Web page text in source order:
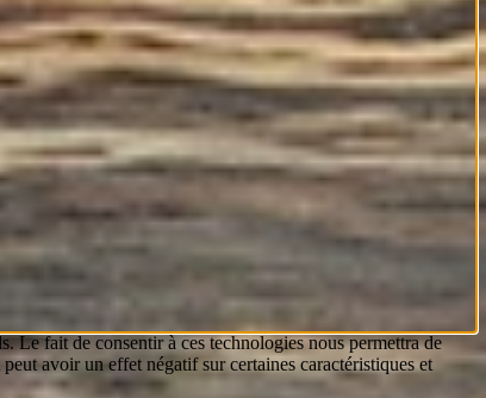
Le fait de consentir à ces technologies nous permettra de
avoir un effet négatif sur certaines caractéristiques et